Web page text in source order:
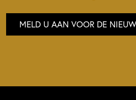
MELD U AAN VOOR DE